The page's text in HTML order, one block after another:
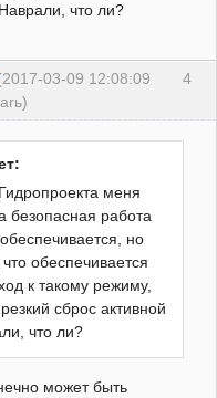
что ли?
4
03-09 12:08:09
меня
безопасная работа
но
обеспечивается
к такому режиму,
сброс активной
что ли?
может быть